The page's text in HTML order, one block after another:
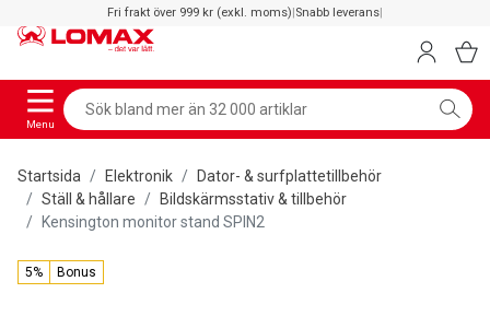
Fri frakt över 999 kr (exkl. moms)|Snabb leverans|
Menu
Startsida Elektronik
Dator- & surfplattetillbehör
Ställ & hållare
Bildskärmsstativ & tillbehör
Kensington monitor stand SPIN2
5% Bonus